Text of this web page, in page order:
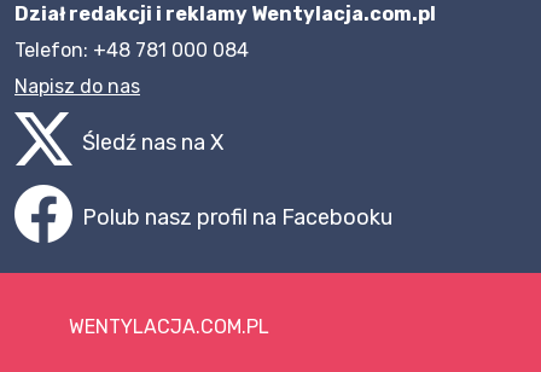
Dział redakcji i reklamy Wentylacja.com.pl
Telefon: +48 781 000 084
Napisz do nas
Śledź nas na X
Polub nasz profil na Facebooku
WENTYLACJA.COM.PL